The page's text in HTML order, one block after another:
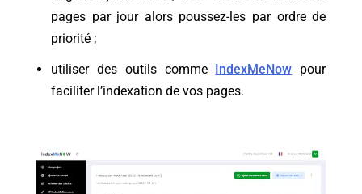
pages par jour alors poussez-les par ordre de
priorité ;
utiliser des outils comme IndexMeNow pour
faciliter l’indexation de vos pages.